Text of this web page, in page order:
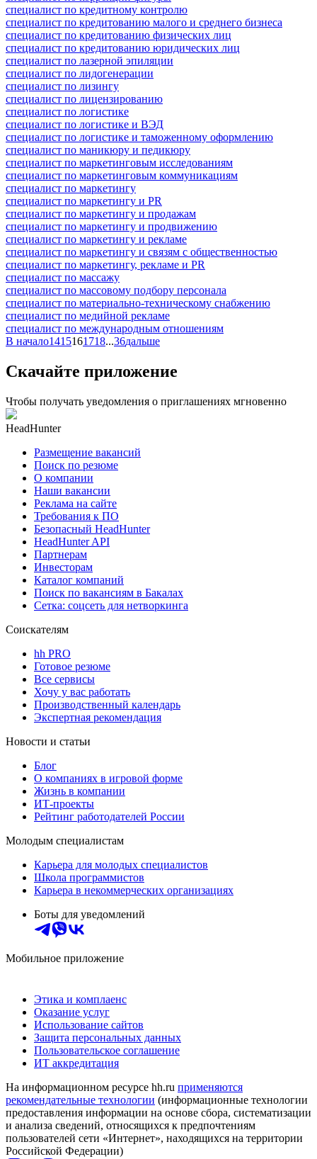
специалист по кредитному контролю
специалист по кредитованию малого и среднего бизнеса
специалист по кредитованию физических лиц
специалист по кредитованию юридических лиц
специалист по лазерной эпиляции
специалист по лидогенерации
специалист по лизингу
специалист по лицензированию
специалист по логистике
специалист по логистике и ВЭД
специалист по логистике и таможенному оформлению
специалист по маникюру и педикюру
специалист по маркетинговым исследованиям
специалист по маркетинговым коммуникациям
специалист по маркетингу
специалист по маркетингу и PR
специалист по маркетингу и продажам
специалист по маркетингу и продвижению
специалист по маркетингу и рекламе
специалист по маркетингу и связям с общественностью
специалист по маркетингу, рекламе и PR
специалист по массажу
специалист по массовому подбору персонала
специалист по материально-техническому снабжению
специалист по медийной рекламе
специалист по международным отношениям
В начало1415161718...36дальше
Скачайте приложение
Чтобы получать уведомления о приглашениях мгновенно
HeadHunter
Размещение вакансий
Поиск по резюме
О компании
Наши вакансии
Реклама на сайте
Требования к ПО
Безопасный HeadHunter
HeadHunter API
Партнерам
Инвесторам
Каталог компаний
Поиск по вакансиям в Бакалах
Сетка: соцсеть для нетворкинга
Соискателям
hh PRO
Готовое резюме
Все сервисы
Хочу у вас работать
Производственный календарь
Экспертная рекомендация
Новости и статьи
Блог
О компаниях в игровой форме
Жизнь в компании
ИТ-проекты
Рейтинг работодателей России
Молодым специалистам
Карьера для молодых специалистов
Школа программистов
Карьера в некоммерческих организациях
Боты для уведомлений
Мобильное приложение
Этика и комплаенс
Оказание услуг
Использование сайтов
Защита персональных данных
Пользовательское соглашение
ИТ аккредитация
На информационном ресурсе hh.ru применяются
рекомендательные технологии (информационные технологии
предоставления информации на основе сбора, систематизации
и анализа сведений, относящихся к предпочтениям
пользователей сети «Интернет», находящихся на территории
Российской Федерации)